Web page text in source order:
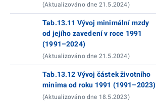
(Aktualizováno dne 21.5.2024)
Tab.13.11 Vývoj minimální mzdy
od jejího zavedení v roce 1991
(1991–2024)
(Aktualizováno dne 21.5.2024)
Tab.13.12 Vývoj částek životního
minima od roku 1991 (1991–2023)
(Aktualizováno dne 18.5.2023)